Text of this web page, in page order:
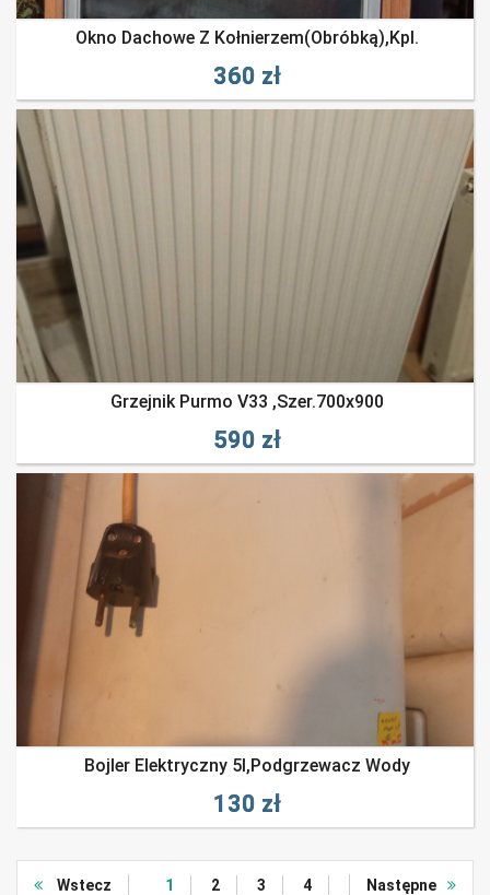
Okno Dachowe Z Kołnierzem(obróbką),kpl.
360 zł
Grzejnik Purmo V33 ,szer.700x900
590 zł
Bojler Elektryczny 5l,podgrzewacz Wody
130 zł
Wstecz 1 2 3 4 Następne